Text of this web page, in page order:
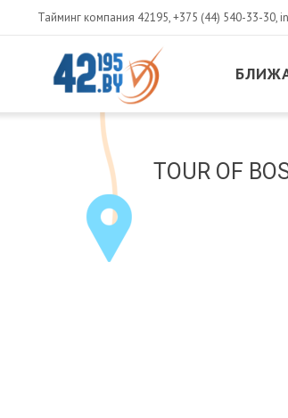
Тайминг компания 42195,+375 (44) 540-33-30,
CONTENT
14
TOUR OF